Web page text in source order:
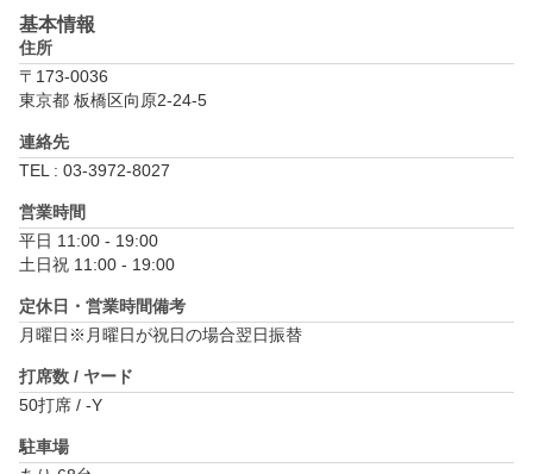
基本情報
住所
〒173-0036
東京都 板橋区向原2-24-5
連絡先
TEL : 03-3972-8027
営業時間
平日 11:00 - 19:00
土日祝 11:00 - 19:00
定休日・営業時間備考
月曜日※月曜日が祝日の場合翌日振替
打席数 / ヤード
50打席 / -Y
駐車場